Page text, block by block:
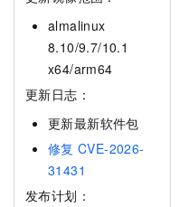
almalinux
8.10/9.7/10.1
x64/arm64
更新日志：
更新最新软件包
修复 CVE-2026-
31431
发布计划：